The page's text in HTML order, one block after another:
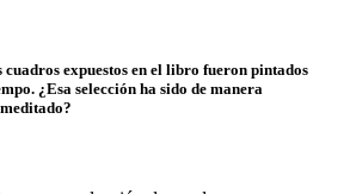
cuadros expuestos en el libro fueron pintados
¿Esa selección ha sido de manera